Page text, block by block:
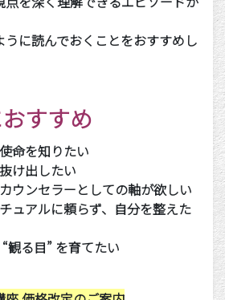
に読んでおくことをおすすめし
すすめ
命を知りたい
け出したい
ウンセラーとしての軸が欲しい
ュアルに頼らず、自分を整えた
“観る目” を育てたい